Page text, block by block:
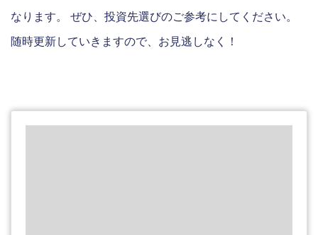
なります。 ぜひ、投資先選びのご参考にしてください。
随時更新していきますので、お見逃しなく！